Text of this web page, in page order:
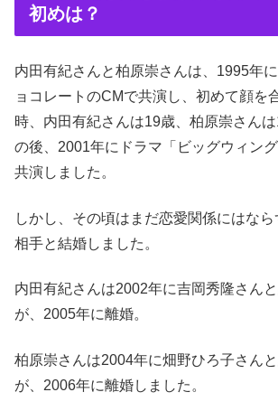
初めは？
内田有紀さんと柏原崇さんは、1995年
ョコレートのCMで共演し、初めて顔を
時、内田有紀さんは19歳、柏原崇さん
の後、2001年にドラマ「ビッグウィン
共演しました。
しかし、その頃はまだ恋愛関係にはな
相手と結婚しました。
内田有紀さんは2002年に吉岡秀隆さん
が、2005年に離婚。
柏原崇さんは2004年に畑野ひろ子さん
が、2006年に離婚しました。